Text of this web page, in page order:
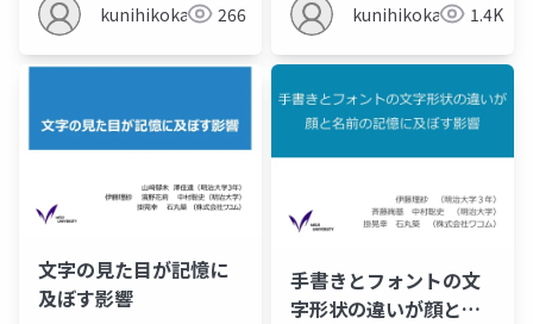
kunihikokaneko266 kunihikokaneko1.4K
文字の見た目が記憶に
及ぼす影響
手書きとフォントの文
字形状の違いが顔と名